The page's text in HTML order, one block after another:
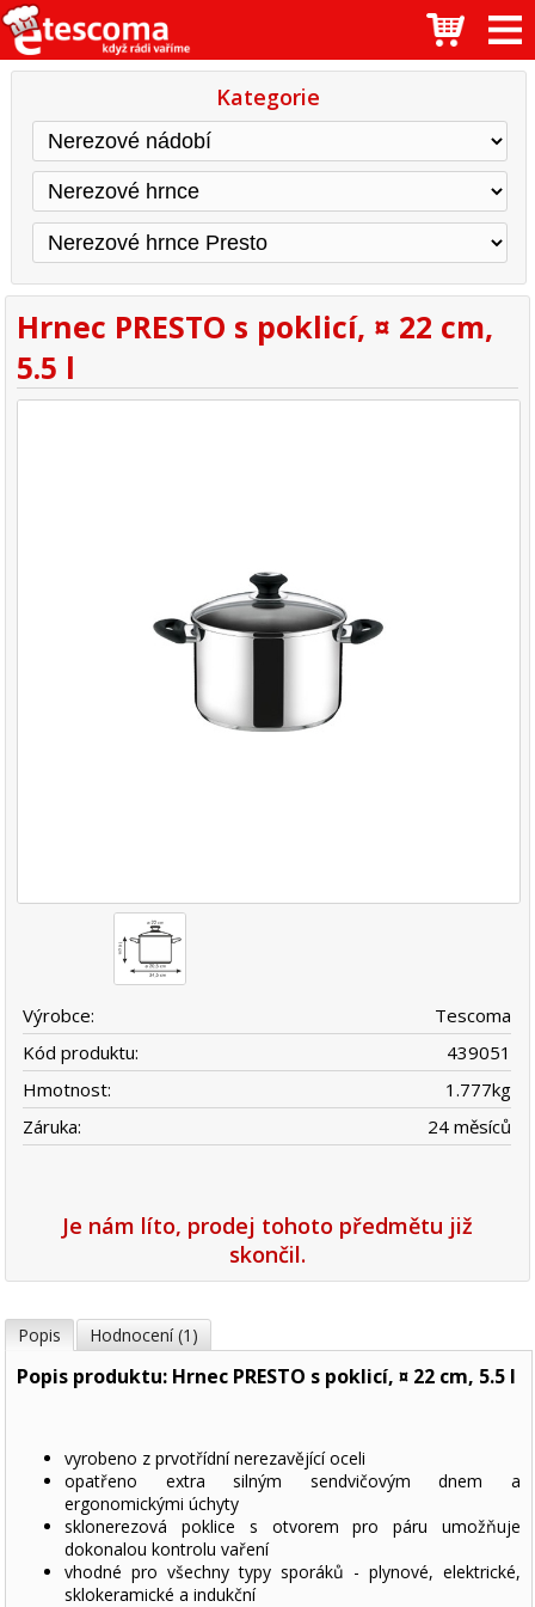
Kategorie
Hrnec PRESTO s poklicí, ¤ 22 cm,
5.5 l
Výrobce:
Tescoma
Kód produktu:
439051
Hmotnost:
1.777kg
Záruka:
24 měsíců
Je nám líto, prodej tohoto předmětu již
skončil.
Popis Hodnocení (1)
Popis produktu: Hrnec PRESTO s poklicí, ¤ 22 cm, 5.5 l
vyrobeno z prvotřídní nerezavějící oceli
opatřeno extra silným sendvičovým dnem a
ergonomickými úchyty
sklonerezová poklice s otvorem pro páru umožňuje
dokonalou kontrolu vaření
vhodné pro všechny typy sporáků - plynové, elektrické,
sklokeramické a indukční